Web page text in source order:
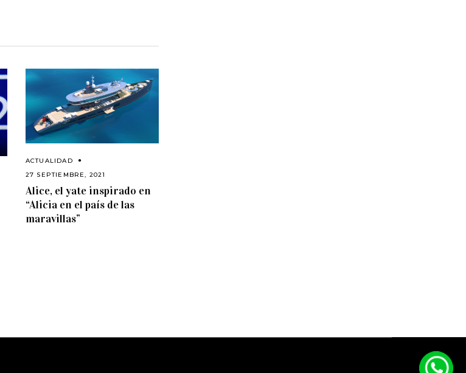
ACTUALIDAD
27 SEPTIEMBRE, 2021
Alice, el yate inspirado en
“Alicia en el país de las
maravillas”